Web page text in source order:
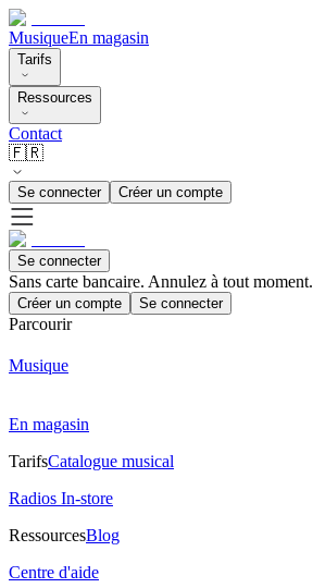
MusiqueEn magasin
Tarifs
Ressources
Contact
🇫🇷
Se connecter Créer un compte
Se connecter
Sans carte bancaire. Annulez à tout moment.
Créer un compte Se connecter
Parcourir
Musique
En magasin
TarifsCatalogue musical
Radios In-store
RessourcesBlog
Centre d'aide